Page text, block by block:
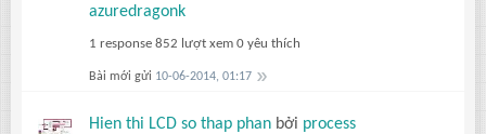
azuredragonk
1 response 852 lượt xem 0 yêu thích
Bài mới gửi 10-06-2014, 01:17
Hien thi LCD so thap phan bởi process